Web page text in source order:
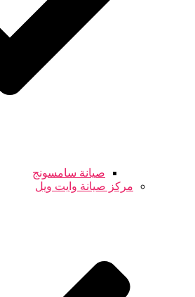
صيانة سامسونج
مركز صيانة وايت ويل